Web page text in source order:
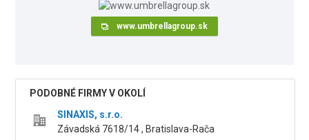
www.umbrellagroup.sk
PODOBNÉ FIRMY V OKOLÍ
SINAXIS, s.r.o.
Závadská 7618/14 , Bratislava-Rača